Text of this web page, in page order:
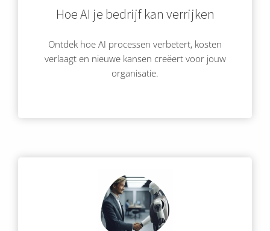
Hoe AI je bedrijf kan verrijken
Ontdek hoe AI processen verbetert, kosten
verlaagt en nieuwe kansen creëert voor jouw
organisatie.